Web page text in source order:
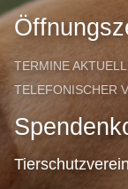
TERMINE
TELEFONISCHER